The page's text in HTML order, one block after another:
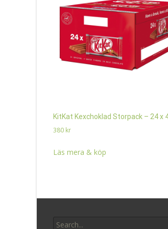
KitKat Kexchoklad Storpack – 24 x
380 kr
Läs mera & köp
for: